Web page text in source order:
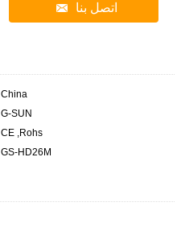
اتصل بنا
China
G-SUN
CE ,Rohs
GS-HD26M